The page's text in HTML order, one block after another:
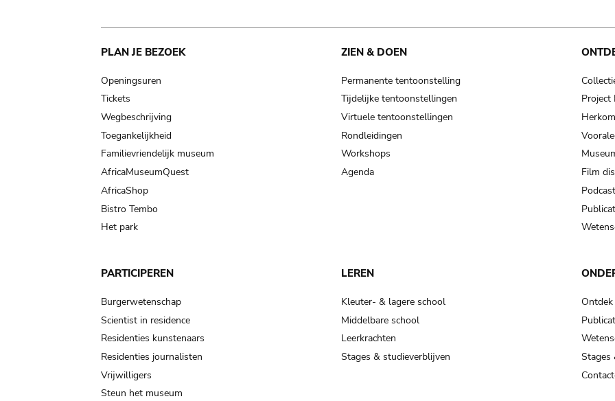
Main
navigation
PLAN JE BEZOEK
Openingsuren
Tickets
Wegbeschrijving
Toegankelijkheid
Familievriendelijk museum
AfricaMuseumQuest
AfricaShop
Bistro Tembo
Het park
ZIEN & DOEN
Permanente tentoonstelling
Tijdelijke tentoonstellingen
Virtuele tentoonstellingen
Rondleidingen
Workshops
Agenda
Project
Film
PARTICIPEREN
Burgerwetenschap
Scientist in residence
Residenties kunstenaars
Residenties journalisten
Vrijwilligers
Steun het museum
LEREN
Kleuter- & lagere school
Middelbare school
Leerkrachten
Stages & studieverblijven
Stages